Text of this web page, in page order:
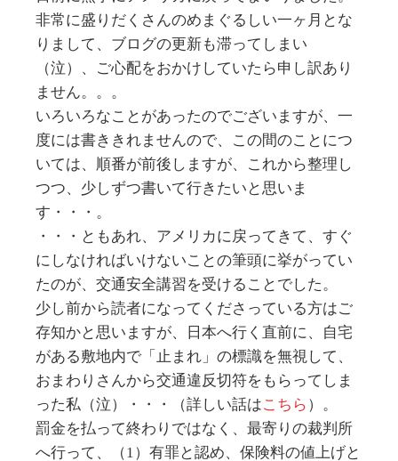
非常に盛りだくさんのめまぐるしい一ヶ月とな
りまして、ブログの更新も滞ってしまい
（泣）、ご心配をおかけしていたら申し訳あり
ません。。。
いろいろなことがあったのでございますが、一
度には書ききれませんので、この間のことにつ
いては、順番が前後しますが、これから整理し
つつ、少しずつ書いて行きたいと思いま
す・・・。
・・・ともあれ、アメリカに戻ってきて、すぐ
にしなければいけないことの筆頭に挙がってい
たのが、交通安全講習を受けることでした。
少し前から読者になってくださっている方はご
存知かと思いますが、日本へ行く直前に、自宅
がある敷地内で「止まれ」の標識を無視して、
おまわりさんから交通違反切符をもらってしま
った私（泣）・・・（詳しい話はこちら ）。
罰金を払って終わりではなく、最寄りの裁判所
へ行って、（1）有罪と認め、保険料の値上げと